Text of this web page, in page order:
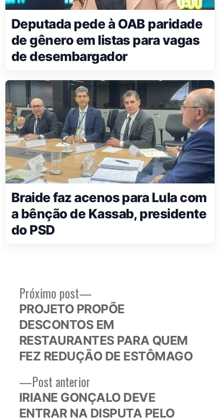
Deputada pede à OAB paridade
de gênero em listas para vagas
de desembargador
Braide faz acenos para Lula com
a bênção de Kassab, presidente
do PSD
Navegação
de
Post
Post anteriorPost
anterior:
IRIANE GONÇALO DEVE
ENTRAR NA DISPUTA PELO
Próximo post
Próximo
post:
PROJETO PROPÕE
DESCONTOS EM
RESTAURANTES PARA QUEM
FEZ REDUÇÃO DE ESTÔMAGO